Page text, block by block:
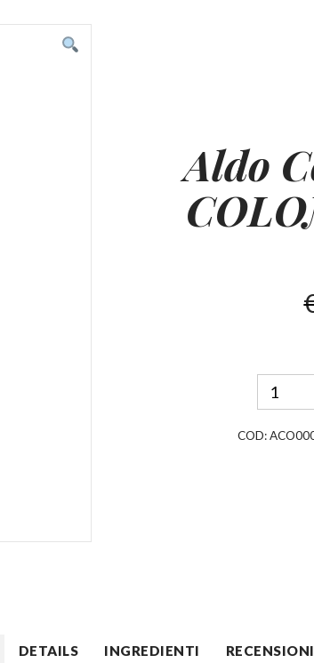
Aldo
COD:
DETAILS INGREDIENTI